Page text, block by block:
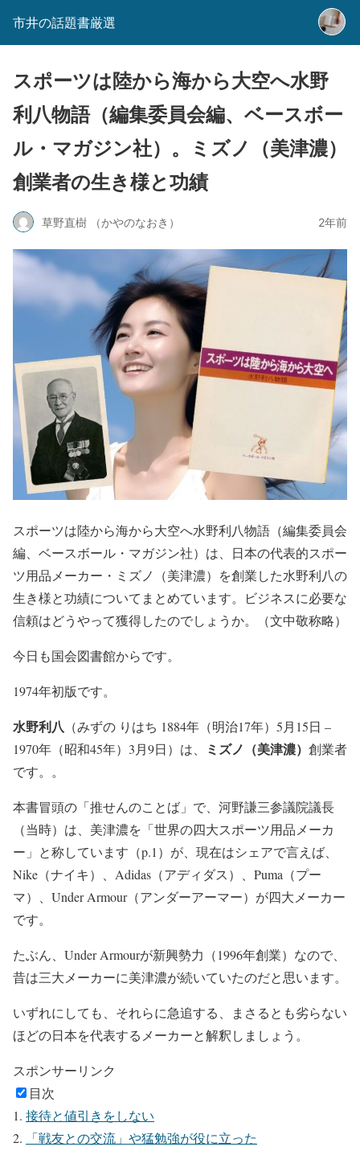
市井の話題書厳選
スポーツは陸から海から大空へ水野
利八物語（編集委員会編、ベースボー
ル・マガジン社）。ミズノ（美津濃）
創業者の生き様と功績
草野直樹 （かやのなおき） 2年前
スポーツは陸から海から大空へ水野利八物語（編集委員会
編、ベースボール・マガジン社）は、日本の代表的スポー
ツ用品メーカー・ミズノ（美津濃）を創業した水野利八の
生き様と功績についてまとめています。ビジネスに必要な
信頼はどうやって獲得したのでしょうか。（文中敬称略）
今日も国会図書館からです。
1974年初版です。
水野利八 （みずの りはち 1884年（明治17年）5月15日 –
1970年（昭和45年）3月9日）は、
ミズノ（美津濃） 創業者
です。。
本書冒頭の「推せんのことば」で、河野謙三参議院議長
（当時）は、美津濃を「世界の四大スポーツ用品メーカ
ー」と称しています（p.1）が、現在はシェアで言えば、
Nike（ナイキ）、Adidas（アディダス）、Puma（プー
マ）、Under Armour（アンダーアーマー）が四大メーカー
です。
たぶん、Under Armourが新興勢力（1996年創業）なので、
昔は三大メーカーに美津濃が続いていたのだと思います。
いずれにしても、それらに急追する、まさるとも劣らない
ほどの日本を代表するメーカーと解釈しましょう。
スポンサーリンク
目次
接待と値引きをしない
「戦友との交流」や猛勉強が役に立った